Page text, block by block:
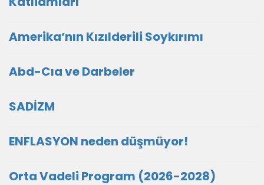
Amerikaʼnın Kızılderili Soykırımı
Abd-Cıa ve Darbeler
SADİZM
ENFLASYON neden düşmüyor!
Orta Vadeli Program (2026-2028)